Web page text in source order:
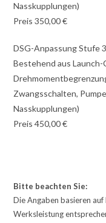
Nasskupplungen)
Preis 350,00 €
DSG-Anpassung Stufe 3
Bestehend aus
Zwangsschalten,
Nasskupplungen)
Preis 450,00 €
Bitte beachten Sie:
Die Angaben basieren
Werksleistung